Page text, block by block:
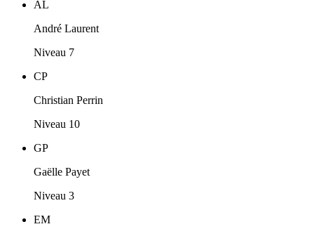
AL
André Laurent
Niveau 7
CP
Christian Perrin
Niveau 10
GP
Gaëlle Payet
Niveau 3
EM